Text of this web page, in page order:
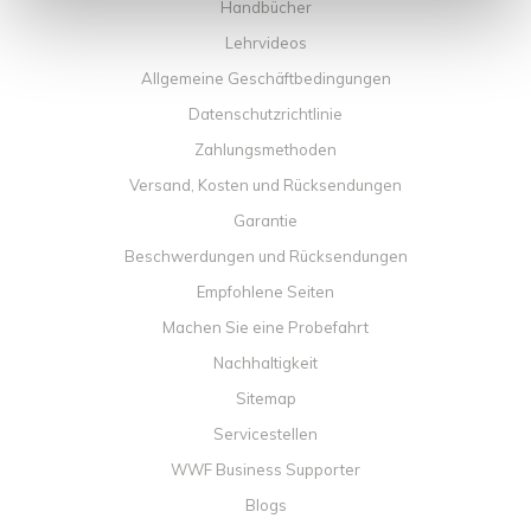
Handbücher
Lehrvideos
Allgemeine Geschäftbedingungen
Datenschutzrichtlinie
Zahlungsmethoden
Versand, Kosten und Rücksendungen
Garantie
Beschwerdungen und Rücksendungen
Empfohlene Seiten
Machen Sie eine Probefahrt
Nachhaltigkeit
Sitemap
Servicestellen
WWF Business Supporter
Blogs